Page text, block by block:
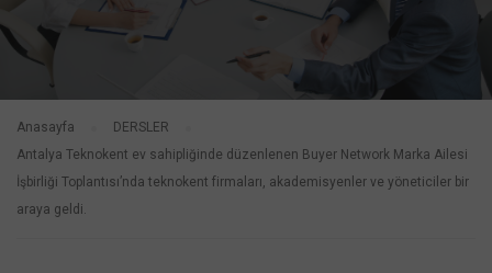
Anasayfa
DERSLER
Antalya Teknokent ev sahipliğinde düzenlenen Buyer Network Marka Ailesi
İşbirliği Toplantısı’nda teknokent firmaları, akademisyenler ve yöneticiler bir
araya geldi.